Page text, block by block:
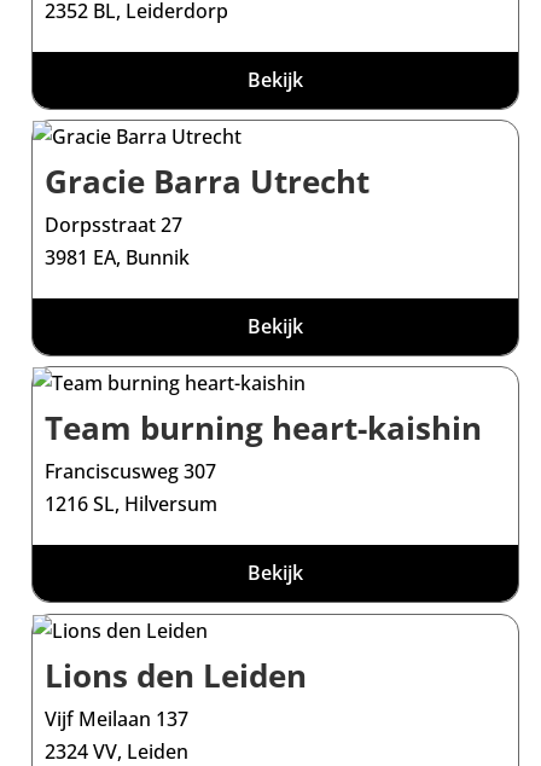
2352 BL, Leiderdorp
Bekijk
Gracie Barra Utrecht
Dorpsstraat 27
3981 EA, Bunnik
Bekijk
Team burning heart-kaishin
Franciscusweg 307
1216 SL, Hilversum
Bekijk
Lions den Leiden
Vijf Meilaan 137
2324 VV, Leiden